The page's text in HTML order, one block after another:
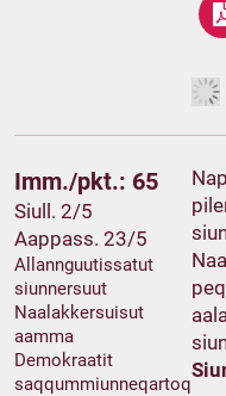
Imm./pkt.: 65
Siull. 2/5
Aappass. 23/5
Allannguutissatut
siunnersuut
Naalakkersuisut
aamma
Demokraatit
saqqummiunneqartoq